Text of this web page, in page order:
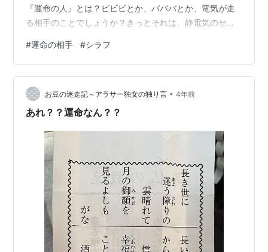
『運命の人』とは？ビビビとか、バババとか、電気が走
る相手のことでしょうか？きっとそれは、静電気のせい
です。男女は元々一つの物体で、それが分裂して、男と
女になる。そう思います。 そう感じたことがありまし
た。むか～し、満員電車に乗った時のこと。背の小さい
女性と背中合わせになりました。人の体には、凹凸があ
ります。相手の腰のくぼみと僕のお尻の出っ張りが、ピ
#運命の相手 #シラフ
お豆の迷走記～アラサー独女の独り言 • 4年前
あれ？？運命なん？？